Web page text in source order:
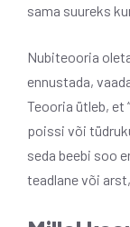
sama suureks
Nubiteooria
ennustada,
Teooria ütleb, et
poissi või
seda beebi soo
teadlane või